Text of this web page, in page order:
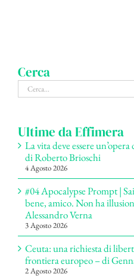
Cerca
Cerca
per:
Ultime da Effimera
La vita deve essere
di Roberto Brioschi
4 Agosto 2026
#04 Apocalypse Prompt |
bene, amico. Non ha
Alessandro Verna
3 Agosto 2026
Ceuta: una richiesta di
frontiera europeo – di
2 Agosto 2026